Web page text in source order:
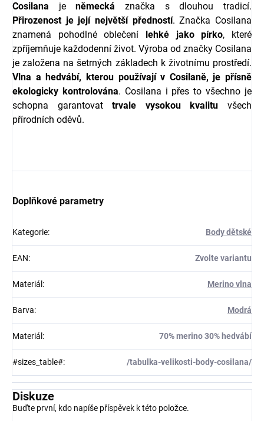
Cosilana jeněmecká značka s dlouhou tradicí.
Přirozenost je její největší předností. Značka Cosilana
znamená pohodlné oblečení
lehké jako pírko, které
zpříjemňuje každodenní život. Výroba od značky Cosilana
je založena na šetrných základech k životnímu prostředí.
Vlna a hedvábí, kterou používají v Cosilaně, je přísně
ekologicky kontrolována. Cosilana i přes to všechno je
schopna garantovattrvale vysokou kvalitu všech
přírodních oděvů.
Doplňkové parametry
Kategorie: Body dětské
EAN: Zvolte variantu
Materiál : Merino vlna
Barva: Modrá
Materiál : 70% merino 30% hedvábí
#sizes_table#: /tabulka-velikosti-body-cosilana/
Diskuze
Buďte první, kdo napíše příspěvek k této položce.